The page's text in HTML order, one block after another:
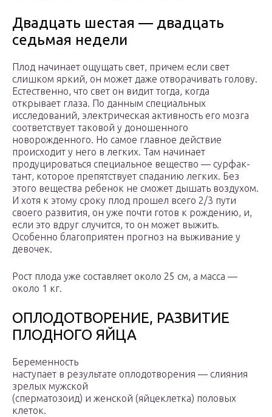
Двадцать шестая — двадцать
седьмая недели
Плод начинает ощущать свет, причем если свет
слишком яркий, он может даже отворачивать голову.
Естественно, что свет он видит тогда, когда
открывает глаза. По данным специальных
исследований, электрическая активность его мозга
соответствует таковой у доношенного
новорожденного. Но самое главное действие
происходит у него в легких. Там начинает
продуцироваться специальное вещество — сурфак-
тант, которое препятствует спаданию легких. Без
этого вещества ребенок не сможет дышать воздухом.
И хотя к этому сроку плод прошел всего 2/3 пути
своего развития, он уже почти готов к рождению, и,
если это вдруг случится, то он может выжить.
Особенно благоприятен прогноз на выживание у
девочек.
Рост плода уже составляет около 25 см, а масса —
около 1 кг.
ОПЛОДОТВОРЕНИЕ, РАЗВИТИЕ
ПЛОДНОГО ЯЙЦА
Беременность
наступает в результате оплодотворения — слияния
зрелых мужской
(сперматозоид) и женской (яйцеклетка) половых
клеток.